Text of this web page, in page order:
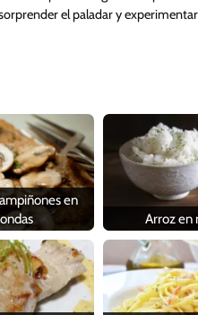
el paladar y
en
Arroz en